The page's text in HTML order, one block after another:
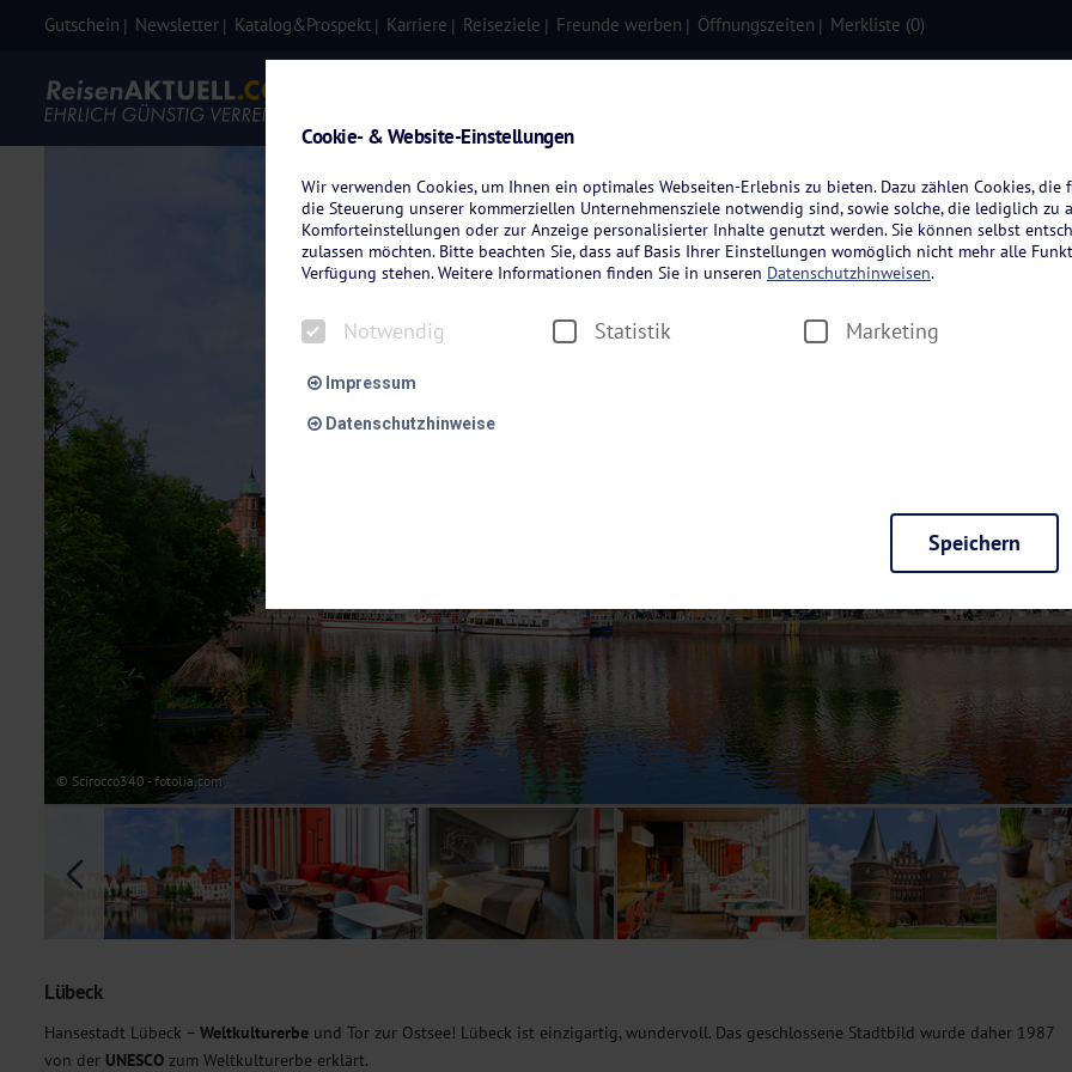
Gutschein Newsletter Katalog&Prospekt Karriere Reiseziele Freunde werben Öffnungszeiten Merkliste (0)
© Scirocco340 - fotolia.com
Lübeck
Hansestadt Lübeck – Weltkulturerbe und Tor zur Ostsee! Lübeck ist einzigartig, wundervoll. Das geschlossene Stadtbild wurde daher 1987
von der UNESCO zum Weltkulturerbe erklärt.
Cookie- & Website-Einstellungen
Wir verwenden Cookies, um Ihnen ein optimales Webseiten-Erlebnis zu bieten. Dazu zählen Cookies,
die Steuerung unserer kommerziellen Unternehmensziele notwendig sind, sowie solche, die lediglich zu
Komforteinstellungen oder zur Anzeige personalisierter Inhalte genutzt werden. Sie können selbst
zulassen möchten. Bitte beachten Sie, dass auf Basis Ihrer Einstellungen womöglich nicht mehr alle
Verfügung stehen. Weitere Informationen finden Sie in unseren Datenschutzhinweisen.
Notwendig Statistik Marketing
Impressum
Datenschutzhinweise
Diese Cookies sind für den Betrieb der Seite unbedingt notwendig und ermöglichen beispielsweise
möchten, um Ihnen unsere Dienste bei einem erneuten Besuch unserer Seite schneller zur Verfügung zu
Statistik
Um unser Angebot und unsere Webseite weiter zu verbessern, erfassen wir anonymisierte Daten für
dieser Cookies können wir beispielsweise die Besucherzahlen und den Effekt bestimmter Seiten unseres
unsere Inhalte optimieren. Wir nutzen hierfür Dienste von Google und Facebook. Durch diese Dienste
Übermittlung, der auf unsere Website erfassten Daten, kommen. Weitere Hinweise zu der Verarbeitung
Datenschutzhinweisen. Sie können Ihre Einwilligung jederzeit in den Cookie-Einstellungenwiderrufen.
Diese Cookies werden genutzt, um Ihnen personalisierte Inhalte, passend zu Ihren Interessen anzuzeigen.
Speichern